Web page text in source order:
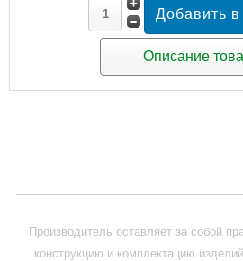
Описание
Производитель оставляет за собой
конструкцию и комплектацию